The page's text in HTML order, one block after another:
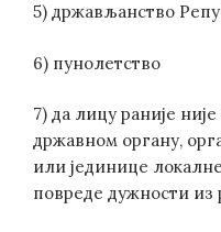
5) држављанство
6) пунолетство
7) да лицу раније
државном органу,
или јединице
повреде дужности из